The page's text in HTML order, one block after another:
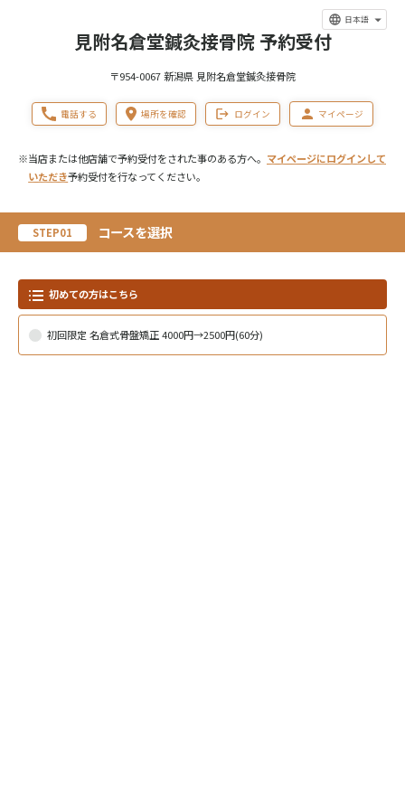
日本語
見附名倉堂鍼灸接骨院 予約受付
〒954-0067 新潟県 見附名倉堂鍼灸接骨院
電話する 場所を確認 ログイン マイページ
※当店または他店舗で予約受付をされた事のある方へ。 マイページにログインして
いただき予約受付を行なってください。
STEP01 コースを選択
初めての方はこちら
初回限定 名倉式骨盤矯正 4000円→2500円(60分)